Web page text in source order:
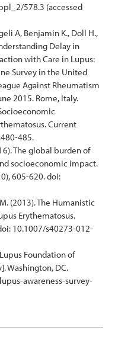
578.3 (accessed
A, Benjamin K., Doll H.,
Delay in
with Care in Lupus:
Survey in the United
Against Rheumatism
2015. Rome, Italy.
Current
485.
The global burden of
socioeconomic impact.
605-620. doi:
(2013). The Humanistic
Erythematosus.
10.1007/s40273-012-
Foundation of
Washington, DC.
awareness-survey-